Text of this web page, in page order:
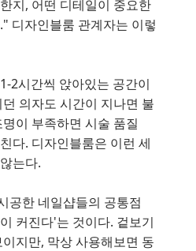
지, 어떤 디테일이 중요한
디자인블룸 관계자는 이렇
2시간씩 앉아있는 공간이
의자도 시간이 지나면 불
이 부족하면 시술 품질
다. 디자인블룸은 이런 세
는다.
공한 네일샵들의 공통점
커진다'는 것이다. 겉보기
지만, 막상 사용해보면 동